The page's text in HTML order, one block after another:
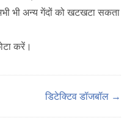
भी अन्य गेंदों को खटखटा सकता
करें।
डिटेक्टिव डॉजबॉल →